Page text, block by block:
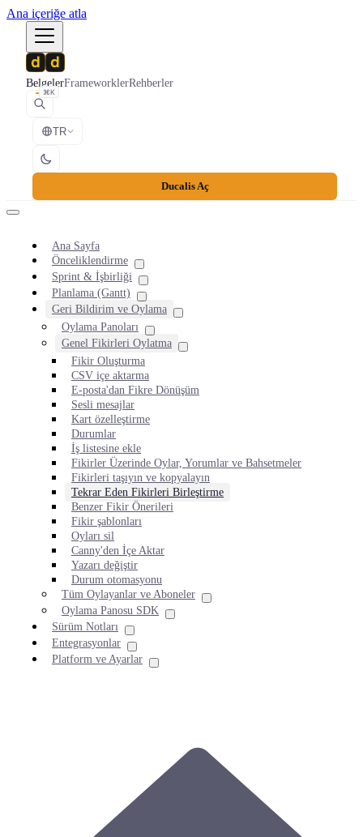
Ana içeriğe atla
BelgelerFrameworklerRehberler
⌘K
TR
Ducalis Aç
Ana Sayfa
Önceliklendirme
Sprint & İşbirliği
Planlama (Gantt)
Geri Bildirim ve Oylama
Oylama Panoları
Genel Fikirleri Oylatma
Fikir Oluşturma
CSV içe aktarma
E-posta'dan Fikre Dönüşüm
Sesli mesajlar
Kart özelleştirme
Durumlar
İş listesine ekle
Fikirler Üzerinde Oylar, Yorumlar ve Bahsetmeler
Fikirleri taşıyın ve kopyalayın
Tekrar Eden Fikirleri Birleştirme
Benzer Fikir Önerileri
Fikir şablonları
Oyları sil
Canny'den İçe Aktar
Yazarı değiştir
Durum otomasyonu
Tüm Oylayanlar ve Aboneler
Oylama Panosu SDK
Sürüm Notları
Entegrasyonlar
Platform ve Ayarlar